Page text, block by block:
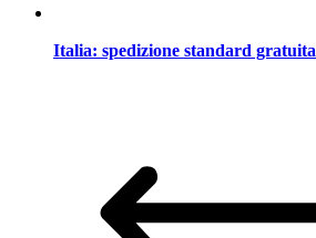
Italia: spedizione standard gratuita